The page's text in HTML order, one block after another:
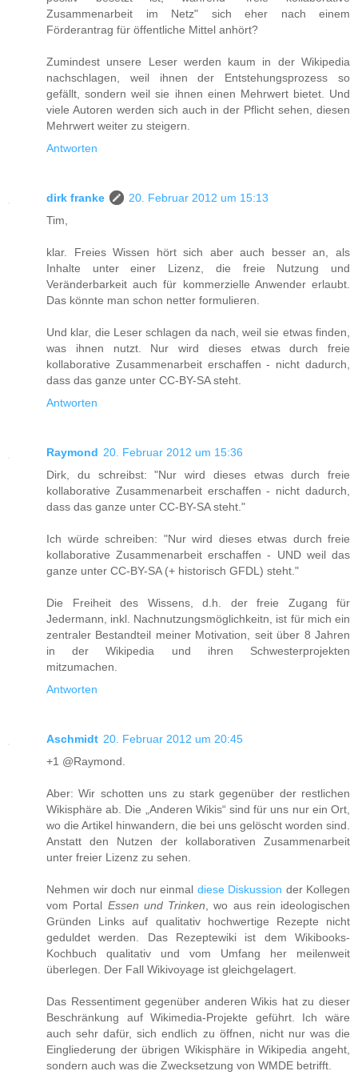
Zusammenarbeit im Netz" sich eher nach einem
Förderantrag für öffentliche Mittel anhört?
Zumindest unsere Leser werden kaum in der Wikipedia
nachschlagen, weil ihnen der Entstehungsprozess so
gefällt, sondern weil sie ihnen einen Mehrwert bietet. Und
viele Autoren werden sich auch in der Pflicht sehen, diesen
Mehrwert weiter zu steigern.
Antworten
dirk franke
20. Februar 2012 um 15:13
Tim,
klar. Freies Wissen hört sich aber auch besser an, als
Inhalte unter einer Lizenz, die freie Nutzung und
Veränderbarkeit auch für kommerzielle Anwender erlaubt.
Das könnte man schon netter formulieren.
Und klar, die Leser schlagen da nach, weil sie etwas finden,
was ihnen nutzt. Nur wird dieses etwas durch freie
kollaborative Zusammenarbeit erschaffen - nicht dadurch,
dass das ganze unter CC-BY-SA steht.
Antworten
Raymond 20. Februar 2012 um 15:36
Dirk, du schreibst: "Nur wird dieses etwas durch freie
kollaborative Zusammenarbeit erschaffen - nicht dadurch,
dass das ganze unter CC-BY-SA steht."
Ich würde schreiben: "Nur wird dieses etwas durch freie
kollaborative Zusammenarbeit erschaffen - UND weil das
ganze unter CC-BY-SA (+ historisch GFDL) steht."
Die Freiheit des Wissens, d.h. der freie Zugang für
Jedermann, inkl. Nachnutzungsmöglichkeitn, ist für mich ein
zentraler Bestandteil meiner Motivation, seit über 8 Jahren
in der Wikipedia und ihren Schwesterprojekten
mitzumachen.
Antworten
Aschmidt 20. Februar 2012 um 20:45
+1 @Raymond.
Aber: Wir schotten uns zu stark gegenüber der restlichen
Wikisphäre ab. Die „Anderen Wikis“ sind für uns nur ein Ort,
wo die Artikel hinwandern, die bei uns gelöscht worden sind.
Anstatt den Nutzen der kollaborativen Zusammenarbeit
unter freier Lizenz zu sehen.
Nehmen wir doch nur einmal diese Diskussion der Kollegen
vom Portal Essen und Trinken , wo aus rein ideologischen
Gründen Links auf qualitativ hochwertige Rezepte nicht
geduldet werden. Das Rezeptewiki ist dem Wikibooks-
Kochbuch qualitativ und vom Umfang her meilenweit
überlegen. Der Fall Wikivoyage ist gleichgelagert.
Das Ressentiment gegenüber anderen Wikis hat zu dieser
Beschränkung auf Wikimedia-Projekte geführt. Ich wäre
auch sehr dafür, sich endlich zu öffnen, nicht nur was die
Eingliederung der übrigen Wikisphäre in Wikipedia angeht,
sondern auch was die Zwecksetzung von WMDE betrifft.